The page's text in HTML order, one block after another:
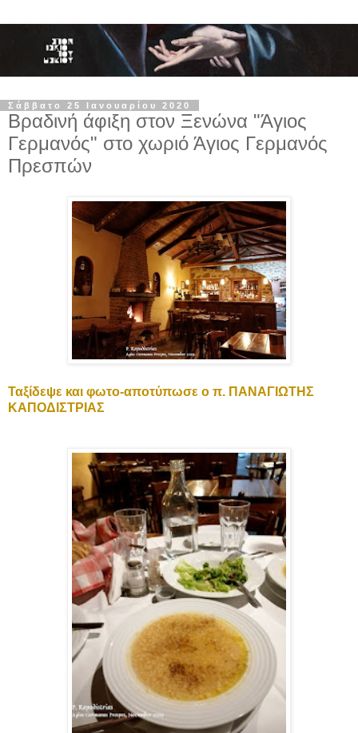
Σάββατο 25 Ιανουαρίου 2020
Βραδινή άφιξη στον Ξενώνα "Άγιος
Γερμανός" στο χωριό Άγιος Γερμανός
Πρεσπών
Ταξίδεψε και φωτο-αποτύπωσε ο π. ΠΑΝΑΓΙΩΤΗΣ
ΚΑΠΟΔΙΣΤΡΙΑΣ